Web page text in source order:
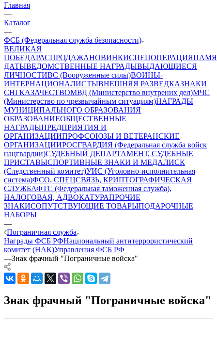
Главная
—
Каталог
—
ФСБ (Федеральная служба безопасности)
ВЕЛИКАЯ
ПОБЕДАРАСПРОДАЖАНОВИНКИСПЕЦОПЕРАЦИЯ
ДАТЫВЕДОМСТВЕННЫЕ НАГРАДЫВЫДАЮЩИЕСЯ
ЛИЧНОСТИВС (Вооруженные силы)ВОИНЫ-
ИНТЕРНАЦИОНАЛИСТЫВНЕШНЯЯ РАЗВЕДКАЗНАКИ
СНГКАЗАЧЕСТВОМВД (Министерство внутрених дел)МЧС
(Министерство по чрезвычайным ситуациям)НАГРАДЫ
МУНИЦИПАЛЬНОГО ОБРАЗОВАНИЯ
ОБРАЗОВАНИЕОБЩЕСТВЕННЫЕ
НАГРАДЫПРЕДПРИЯТИЯ И
ОРГАНИЗАЦИИПРОФСОЮЗЫ И ВЕТЕРАНСКИЕ
ОРГАНИЗАЦИИРОСГВАРДИЯ (Федеральная служба войск
нацгвардии)СУДЕБНЫЙ ДЕПАРТАМЕНТ, СУДЕБНЫЕ
ПРИСТАВЫСПОРТИВНЫЕ ЗНАКИ И МЕДАЛИСК
(Следственный комитет)УИС (Уголовно-исполнительная
система)ФСО, СПЕЦСВЯЗЬ, КРИПТОГРАФИЧЕСКАЯ
СЛУЖБАФТС (Федеральная таможенная служба),
НАЛОГОВАЯ, АДВОКАТУРАПРОЧИЕ
ЗНАКИСОПУТСТВУЮЩИЕ ТОВАРЫПОДАРОЧНЫЕ
НАБОРЫ
—
Пограничная служба
Награды ФСБ РФНациональный антитеррористический
комитет (НАК)Управления ФСБ РФ
—Знак фрачный "Пограничные войска"
Знак фрачный "Пограничные войска"